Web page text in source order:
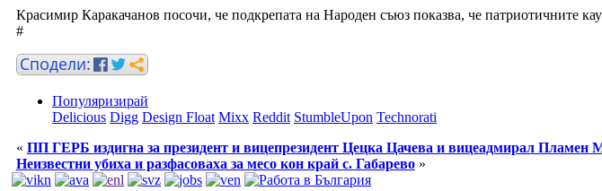
Красимир Каракачанов посочи, че подкрепата на Народен съюз показва, че патриотичните
#
Популяризирай
Delicious Digg Design Float Mixx Reddit StumbleUpon Technorati
« ПП ГЕРБ издигна за президент и вицепрезидент Цецка Цачева и вицеадмирал Пламен
Неизвестни убиха и разфасоваха за месо кон край с. Габарево »